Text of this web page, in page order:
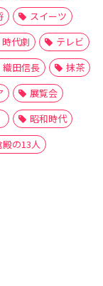
スイーツ
時代劇
テレビ
織田信長
抹茶
展覧会
昭和時代
殿の13人